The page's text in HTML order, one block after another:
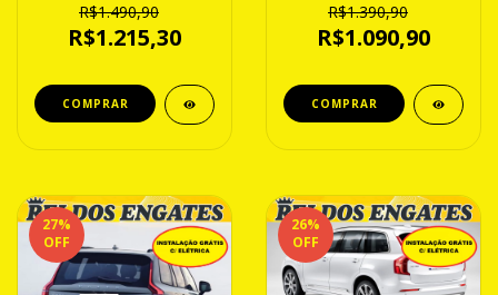
R$1.490,90
R$1.215,30
R$1.390,90
R$1.090,90
27%
OFF
26%
OFF